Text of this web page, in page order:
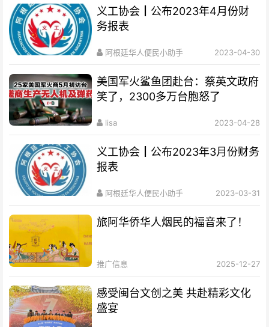
义工协会┃公布2023年4月份财
务报表
阿根廷华人便民小助手 2023-04-30
美国军火鲨鱼团赴台：蔡英文政府
笑了，2300多万台胞怒了
lisa 2023-04-28
义工协会┃公布2023年3月份财务
报表
阿根廷华人便民小助手 2023-03-31
旅阿华侨华人烟民的福音来了！
推广信息 2025-12-27
感受闽台文创之美 共赴精彩文化
盛宴